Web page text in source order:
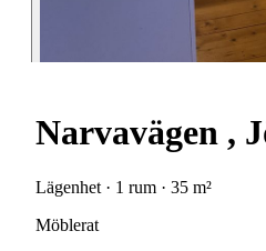
Narvavägen ,
Lägenhet · 1 rum · 35 m²
Möblerat